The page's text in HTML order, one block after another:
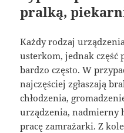
pralką,
Każdy rodzaj
usterkom, jednak
bardzo często. W
najczęściej zgłaszają
chłodzenia,
urządzenia, nadmierny
pracę zamrażarki. Z